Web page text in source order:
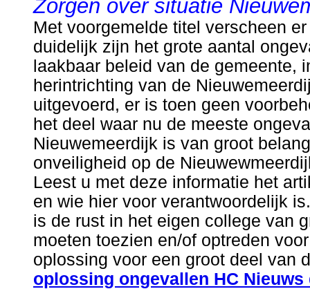
Zorgen over situatie
Met voorgemelde titel verscheen
duidelijk zijn het grote aantal
laakbaar beleid van de gemeente,
herintrichting van de
uitgevoerd, er is toen geen
het deel waar nu de meeste
Nieuwemeerdijk is van groot
onveiligheid op de
Leest u met deze informatie het
en wie hier voor verantwoordelijk
is de rust in het eigen college van
moeten toezien en/of optreden
oplossing voor een groot deel van
oplossing ongevallen HC